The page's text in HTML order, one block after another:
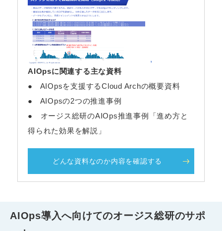
AIOpsに関連する主な資料
● AIOpsを支援するCloud Archの概要資料
● AIOpsの2つの推進事例
● オージス総研のAIOps推進事例「進め方と
得られた効果を解説」
どんな資料なのか内容を確認する
AIOps導入へ向けてのオージス総研のサポ